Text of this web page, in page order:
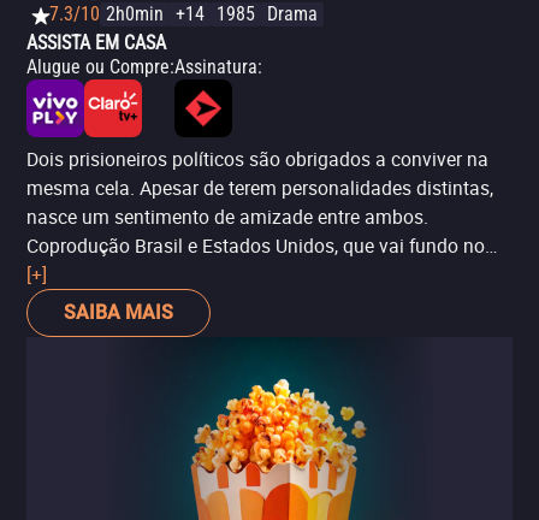
7.3/10 2h0min +14 1985 Drama
ASSISTA EM CASA
Alugue ou Compre:Assinatura:
Dois prisioneiros políticos são obrigados a conviver na
mesma cela. Apesar de terem personalidades distintas,
nasce um sentimento de amizade entre ambos.
Coprodução Brasil e Estados Unidos, que vai fundo no
pior período de repressão das ditaduras na América
Latina. Mais do que isso: é uma grande obra
metalinguística, com um "filme dentro do filme". Com
[+]
SAIBA MAIS